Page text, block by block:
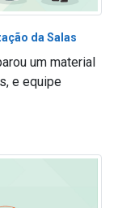
da Salas
um material
e equipe